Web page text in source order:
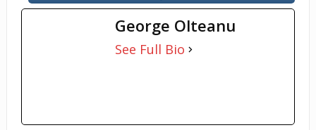
George Olteanu
See Full Bio